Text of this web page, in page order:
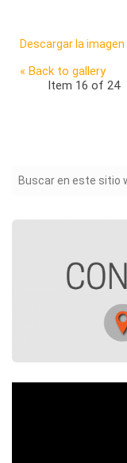
Descargar la imagen
« Back to gallery
Item 16 of 24
Formulario de